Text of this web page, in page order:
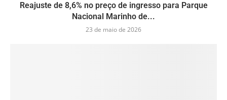
Reajuste de 8,6% no preço de ingresso para Parque
Nacional Marinho de...
23 de maio de 2026